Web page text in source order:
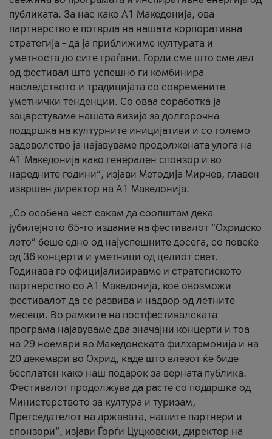
публиката. За нас како A1 Македонија, ова
партнерство е потврда на нашата корпоративна
стратегија – да ја приближиме културата и
уметноста до сите граѓани. Горди сме што сме дел
од фестивал што успешно ги комбинира
наследството и традицијата со современите
уметнички тенденции. Со оваа соработка ја
зацврстуваме нашата визија за долгорочна
поддршка на културните иницијативи и со големо
задоволство ја најавуваме продолжената улога на
A1 Македонија како генерален спонзор и во
наредните години“, изјави Методија Мирчев, главен
извршен директор на A1 Македонија.
„Со особена чест сакам да соопштам дека
јубилејното 65-то издание на фестивалот “Охридско
лето” беше едно од најуспешните досега, со повеќе
од 36 концерти и уметници од целиот свет.
Годинава го официјализиравме и стратегиското
партнерство со А1 Македонија, кое овозможи
фестивалот да се развива и надвор од летните
месеци. Во рамките на постфестивалската
програма најавуваме два значајни концерти и тоа
на 29 ноември во Македонската филхармонија и на
20 декември во Охрид, каде што влезот ќе биде
бесплатен како наш подарок за верната публика.
Фестивалот продолжува да расте со поддршка од
Министерството за култура и туризам,
Претседателот на државата, нашите партнери и
спонзори“, изјави Ѓорѓи Цуцковски, директор на